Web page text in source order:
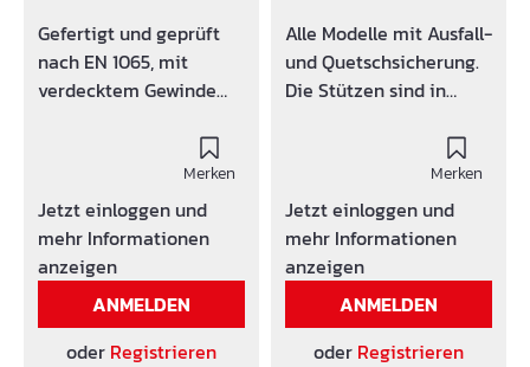
Gefertigt und geprüft
nach EN 1065, mit
verdecktem Gewinde
lackiert Mit Ausfall- und
Quetschsicherung.
Kopfplatte: Klasse A 120
x 120 x 6 mm - mit
Bohrung Ø 40 mm G-
Hake Ø 14 mm
unverlierbar mit
Auflagering
Merken
Jetzt einloggen und
mehr Informationen
anzeigen
ANMELDEN
oder Registrieren
Alle Modelle mit Ausfall-
und Quetschsicherung.
Die Stützen sind in
Versagenslasten
geprüft nach EN 1065.
Ausführung: lackiert
Gefertigt und geprüft
nach EN 1065, mit
verdecktem Gewinde
Merken
Jetzt einloggen und
mehr Informationen
anzeigen
ANMELDEN
oder Registrieren